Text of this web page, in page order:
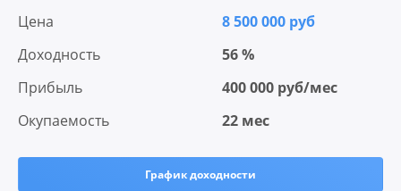
Цена
8 500 000 руб
Доходность
56 %
Прибыль
400 000 руб/мес
Окупаемость
22 мес
График доходности